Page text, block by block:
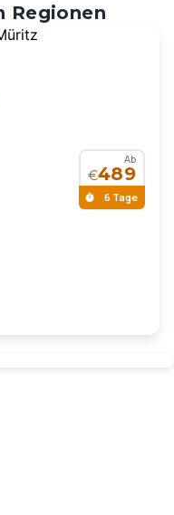
Regionen
…
Ab
€489
6 Tage